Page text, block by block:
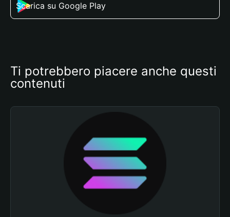
Scarica su Google Play
Ti potrebbero piacere anche questi
contenuti